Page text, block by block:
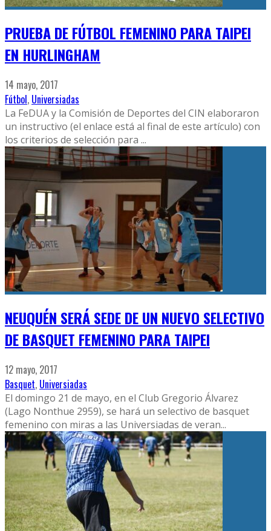
PRUEBA DE FÚTBOL FEMENINO PARA TAIPEI
EN HURLINGHAM
14 mayo, 2017
Fútbol, Universiadas
La FeDUA y la Comisión de Deportes del CIN elaboraron
un instructivo (el enlace está al final de este artículo) con
los criterios de selección para ...
NEUQUÉN SERÁ SEDE DE UN NUEVO SELECTIVO
DE BASQUET FEMENINO PARA TAIPEI
12 mayo, 2017
Basquet, Universiadas
El domingo 21 de mayo, en el Club Gregorio Álvarez
(Lago Nonthue 2959), se hará un selectivo de basquet
femenino con miras a las Universiadas de veran...